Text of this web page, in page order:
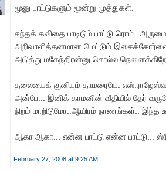
மூனு பாட்டுகளும் மூன்று முத்துகள்.
சந்தக் கவிதை பாடிடும் பாட்டு ரொம்ப
அறிவாளித்தனமான மெட்டும்
அடுத்து மகேந்திரன்னு சொல்ல
தலையைக் குனியும் தாமரையே.
அன்பே... இனிக் காமனின் வீதியில் தேர்
நிறம் மாறிடுமோ..ஆயிரம் நாணங்கள்.. இந்த
ஆகா ஆகா... என்ன பாட்டு என்ன பாட்டு...
February 27, 2008 at 9:25 AM